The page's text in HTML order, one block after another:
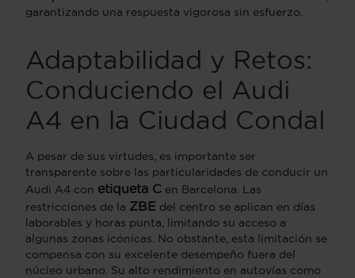
garantizando una respuesta vigorosa sin esfuerzo.
Adaptabilidad y Retos:
Conduciendo el Audi
A4 en la Ciudad Condal
A pesar de sus virtudes, es importante ser
transparente sobre las particularidades de conducir un
Audi A4 con etiqueta C en Barcelona. Las
restricciones de la ZBE del centro se aplican en días
laborables y horas punta, limitando su acceso a
algunas zonas icónicas. No obstante, esta limitación se
compensa con su excelente desempeño fuera del
núcleo urbano. Su alto rendimiento en autovías como